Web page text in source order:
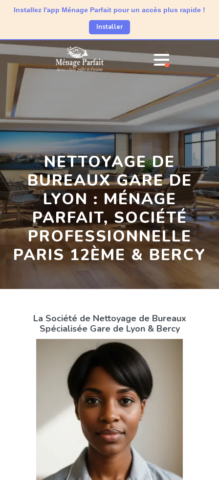
Installez l'app Ménage Parfait pour un accès plus rapide !
Installer
NETTOYAGE DE
BUREAUX GARE DE
LYON : MÉNAGE
PARFAIT, SOCIÉTÉ
PROFESSIONNELLE
PARIS 12ÈME & BERCY
La Société de Nettoyage de Bureaux
Spécialisée Gare de Lyon & Bercy